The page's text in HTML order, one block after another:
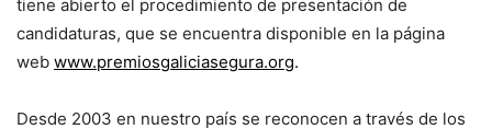
tiene abierto el procedimiento de presentación de
candidaturas, que se encuentra disponible en la página
web www.premiosgaliciasegura.org.
Desde 2003 en nuestro país se reconocen a través de los